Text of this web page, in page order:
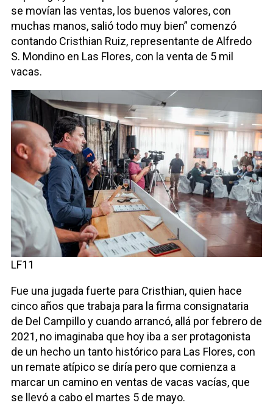
se movían las ventas, los buenos valores, con
muchas manos, salió todo muy bien” comenzó
contando Cristhian Ruiz, representante de Alfredo
S. Mondino en Las Flores, con la venta de 5 mil
vacas.
LF11
Fue una jugada fuerte para Cristhian, quien hace
cinco años que trabaja para la firma consignataria
de Del Campillo y cuando arrancó, allá por febrero de
2021, no imaginaba que hoy iba a ser protagonista
de un hecho un tanto histórico para Las Flores, con
un remate atípico se diría pero que comienza a
marcar un camino en ventas de vacas vacías, que
se llevó a cabo el martes 5 de mayo.